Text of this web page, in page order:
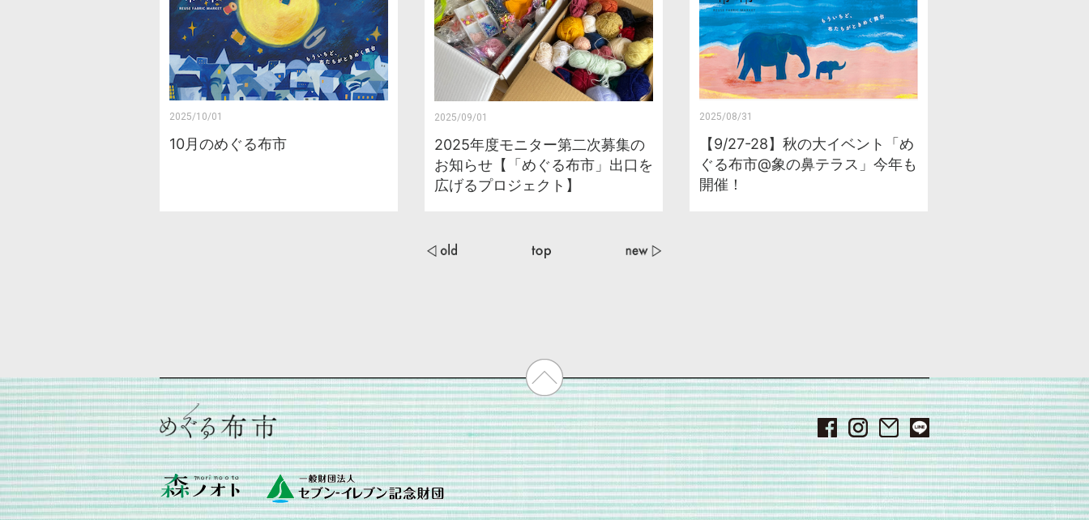
2025/10/01
10月のめぐる布市
2025/09/01
2025年度モニター第二次募集の
お知らせ【「めぐる布市」出口を
広げるプロジェクト】
2025/08/31
【9/27-28】秋の大イベント「め
ぐる布市@象の鼻テラス」今年も
開催！